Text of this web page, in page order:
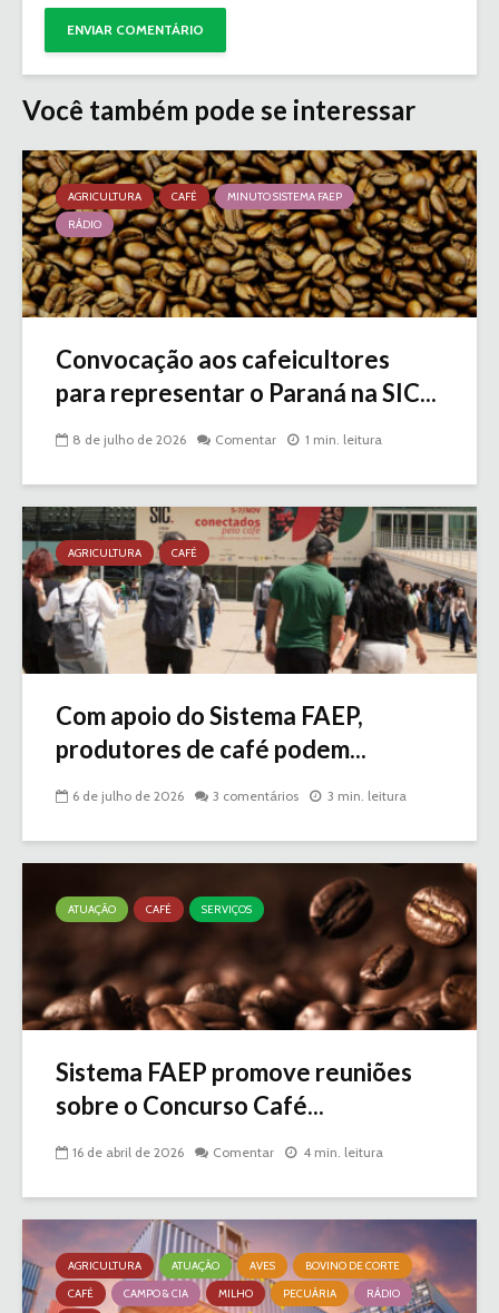
Você também pode se interessar
AGRICULTURA CAFÉ
MINUTO SISTEMA FAEP
RÁDIO
Convocação aos cafeicultores
para representar o Paraná na SIC...
8 de julho de 2026 Comentar 1 min. leitura
AGRICULTURA CAFÉ
Com apoio do Sistema FAEP,
produtores de café podem...
6 de julho de 2026 3 comentários 3 min. leitura
ATUAÇÃO CAFÉ SERVIÇOS
Sistema FAEP promove reuniões
sobre o Concurso Café...
16 de abril de 2026 Comentar 4 min. leitura
AGRICULTURA ATUAÇÃO AVES
BOVINO DE CORTE
CAFÉ
CAMPO & CIA MILHO PECUÁRIA
RÁDIO